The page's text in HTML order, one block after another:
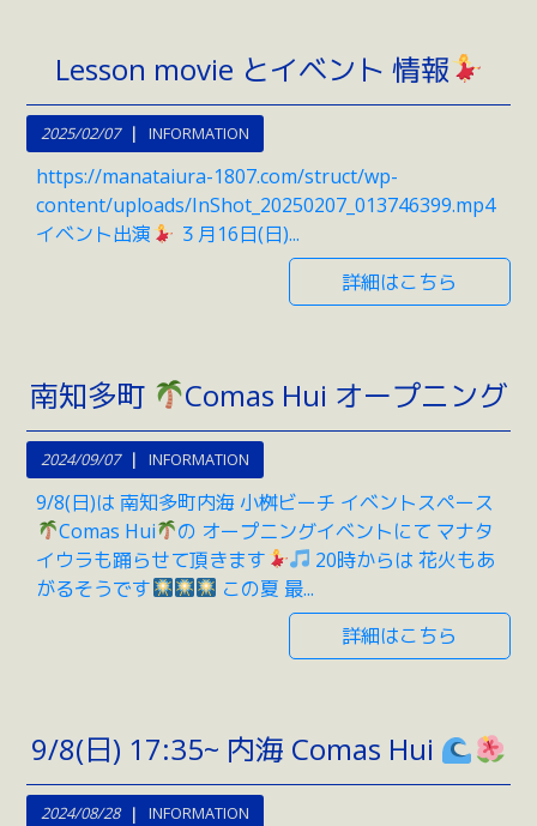
Lesson movie とイベント 情報
2025/02/07 INFORMATION
https://manataiura-1807.com/struct/wp-
content/uploads/InShot_20250207_013746399.mp4
イベント出演
３月16日(日)...
詳細はこちら
南知多町 Comas Hui オープニング
2024/09/07 INFORMATION
9/8(日)は 南知多町内海 小桝ビーチ イベントスペース
Comas Hui
の オープニングイベントにて マナタ
イウラも踊らせて頂きます
20時からは 花火もあ
がるそうです
この夏 最...
詳細はこちら
9/8(日) 17:35~ 内海 Comas Hui
2024/08/28 INFORMATION